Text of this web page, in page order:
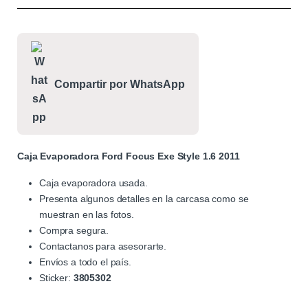
Compartir por WhatsApp
Caja Evaporadora Ford Focus Exe Style 1.6 2011
Caja evaporadora usada.
Presenta algunos detalles en la carcasa como se
muestran en las fotos.
Compra segura.
Contactanos para asesorarte.
Envíos a todo el país.
Sticker: 3805302